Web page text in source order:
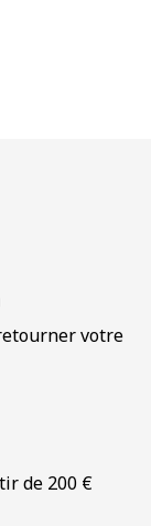
votre
de 200 €